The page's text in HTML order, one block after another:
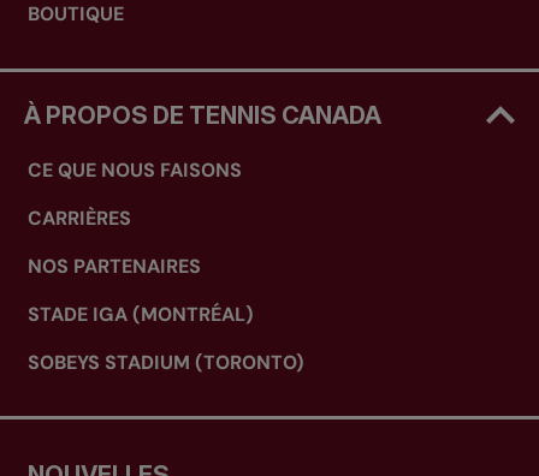
BOUTIQUE
À PROPOS DE TENNIS CANADA
CE QUE NOUS FAISONS
CARRIÈRES
NOS PARTENAIRES
STADE IGA (MONTRÉAL)
SOBEYS STADIUM (TORONTO)